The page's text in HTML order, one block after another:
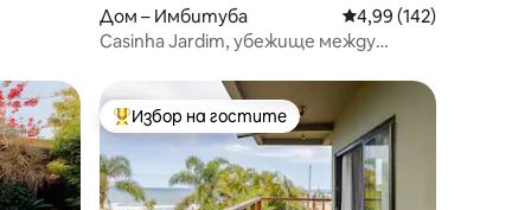
Дом – Имбитуба Средна оценка: 4,99
4,99 (142)
Casinha Jardim, убежище между
Най-популярен избор на гостите
Избор на гостите